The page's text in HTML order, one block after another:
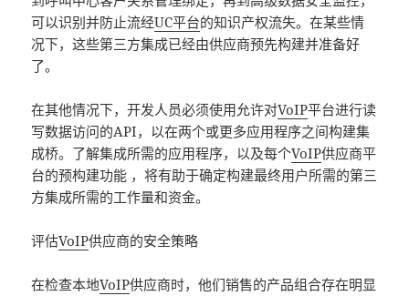
可以识别并防止流经UC平台的知识产权流失。在某些情
况下，这些第三方集成已经由供应商预先构建并准备好
了。
在其他情况下，开发人员必须使用允许对VoIP平台进行读
写数据访问的API，以在两个或更多应用程序之间构建集
成桥。了解集成所需的应用程序，以及每个VoIP供应商平
台的预构建功能 ，将有助于确定构建最终用户所需的第三
方集成所需的工作量和资金。
评估VoIP供应商的安全策略
在检查本地VoIP供应商时，他们销售的产品组合存在明显